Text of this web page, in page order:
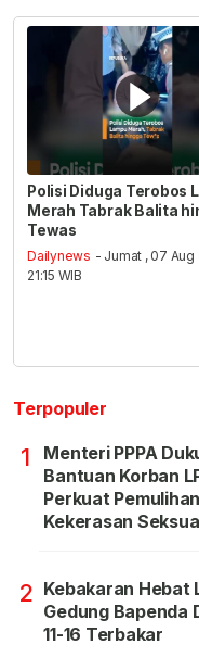
Polisi Diduga Terobos
Merah Tabrak Balita
Tewas
Dailynews - Jumat , 07 Aug
21:15 WIB
Terpopuler
1
Menteri PPPA
Bantuan Korban
Perkuat
Kekerasan
2 Kebakaran Hebat
Gedung Bapenda
11-16 Terbakar